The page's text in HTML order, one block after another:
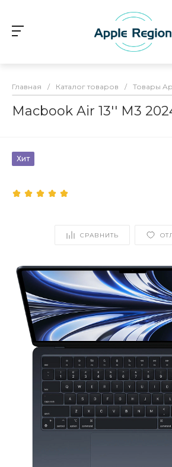
Главная / Каталог товаров / Товары
Macbook Air 13'' M3
Хит
СРАВНИТЬ